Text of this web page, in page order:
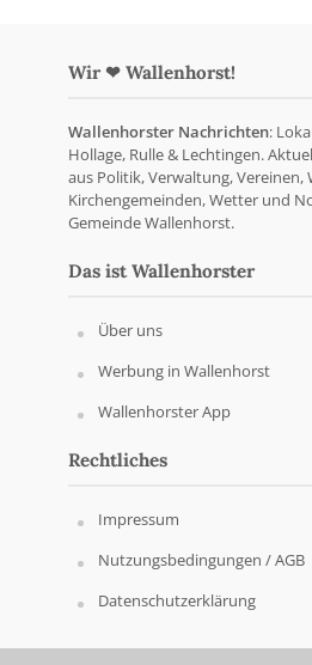
Wir ❤ Wallenhorst!
Wallenhorster Nachrichten:
Hollage, Rulle & Lechtingen.
aus Politik, Verwaltung, Vereinen,
Kirchengemeinden, Wetter und
Gemeinde Wallenhorst.
Das ist Wallenhorster
Über uns
Werbung in Wallenhorst
Wallenhorster App
Rechtliches
Impressum
Nutzungsbedingungen / AGB
Datenschutzerklärung